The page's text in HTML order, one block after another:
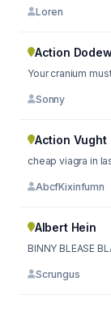
Loren
Action
Your cranium
Sonny
Action Vught
AbcfKixinfumn
Albert Hein
BINNY BLEASE
Scrungus